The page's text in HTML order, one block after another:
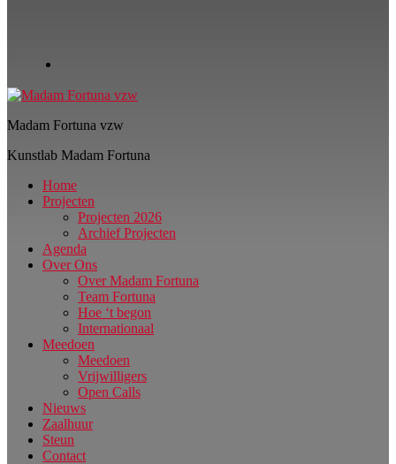
Madam Fortuna vzw
Kunstlab Madam Fortuna
Home
Projecten
Projecten 2026
Archief Projecten
Agenda
Over Ons
Over Madam Fortuna
Team Fortuna
Hoe ‘t begon
Internationaal
Meedoen
Meedoen
Vrijwilligers
Open Calls
Nieuws
Zaalhuur
Steun
Contact